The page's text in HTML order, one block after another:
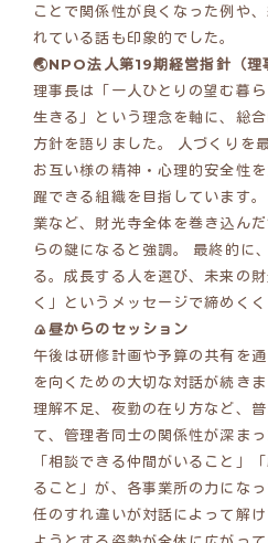
ことで関係性が良くなった例や
れている話も印象的でした。
🌏NPO法人第19期経営指針（理
理事長は「一人ひとりの望む暮
生きる」という理念を軸に、総
方針を語りました。 人づくりを
お互い様の精神・心理的安全性
躍できる組織を目指しています
業など、財光寺全体を巻き込ん
らの鍵になると強調。 最終的に
る。成長する人を選び、未来の
く」というメッセージで締めくく
🍙昼からのセッション
午後は研修計画や予算の共有を
を向くための大切な対話が続き
理解不足、夜勤の在り方など、
て、管理者同士の関係性が深ま
「相談できる仲間がいること」
ること」が、各事業所の力にな
任のすれ違いが対話によって解